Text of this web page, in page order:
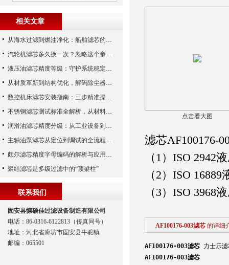
点击看大图
滤芯AF100176-
（1）ISO 2942
（2）ISO
（3）ISO 3968
AF100176-003滤芯 的详细
AF100176-003滤芯 力士乐
AF100176-003滤芯
相关文章
从海水过滤到燃油净化：船舶滤芯的多场景应用解析
汽轮机滤芯多久换一次？忽略这个参数，机组非停损失可能上百万！
液压油滤芯精度等级：守护系统稳定与寿命的“微米标尺”
从材质革新到结构优化，解码除尘器滤芯性能跃升的核心逻辑
数控机床滤芯安装指南：三步精准操作，杜绝设备“亚健康”
不锈钢滤芯测试标准全解析，从材料性能到应用场景的严苛验证
润滑油滤芯精度分级：从工业设备到精密系统的过滤密码
主轴油泵滤芯从定位到调试的全流程解析
颇尔滤芯精度字母编码的解析与应用指南
聚结滤芯是多级过滤中的“顶梁柱”
联系我们
固安县慷硕佳过滤设备制造有限公司
电话：86-0316-6122813（传真同号）
地址：河北省廊坊市固安县牛驼镇
邮编：065501